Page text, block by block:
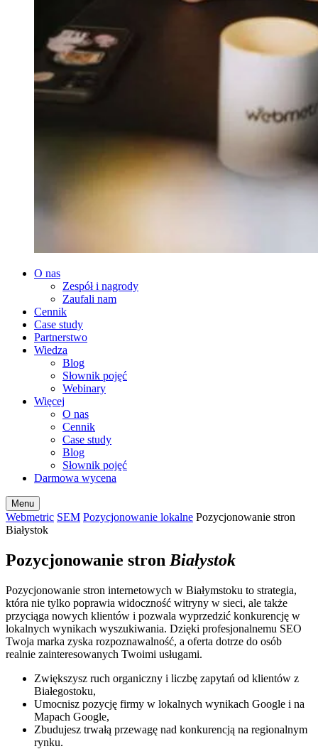
O nas
Zespół i nagrody
Zaufali nam
Cennik
Case study
Partnerstwo
Wiedza
Blog
Słownik pojęć
Webinary
Więcej
O nas
Cennik
Case study
Blog
Słownik pojęć
Darmowa wycena
Menu
Webmetric SEM Pozycjonowanie lokalne Pozycjonowanie stron
Białystok
Pozycjonowanie stron Białystok
Pozycjonowanie stron internetowych w Białymstoku to strategia,
która nie tylko poprawia widoczność witryny w sieci, ale także
przyciąga nowych klientów i pozwala wyprzedzić konkurencję w
lokalnych wynikach wyszukiwania. Dzięki profesjonalnemu SEO
Twoja marka zyska rozpoznawalność, a oferta dotrze do osób
realnie zainteresowanych Twoimi usługami.
Zwiększysz ruch organiczny i liczbę zapytań od klientów z
Białegostoku,
Umocnisz pozycję firmy w lokalnych wynikach Google i na
Mapach Google,
Zbudujesz trwałą przewagę nad konkurencją na regionalnym
rynku.